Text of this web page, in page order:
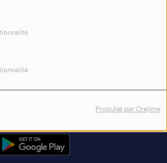
Propulsé par Orejime
(flux) sur internet ici